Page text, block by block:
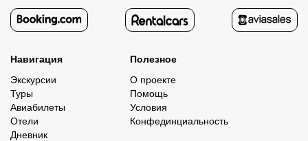
Навигация
Экскурсии
Туры
Авиабилеты
Отели
Дневник
Полезное
О проекте
Помощь
Условия
Конфединциальность